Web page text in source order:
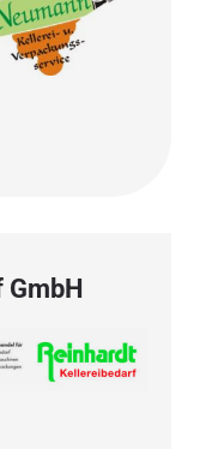
GmbH